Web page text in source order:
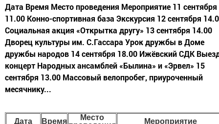
Дата Время Место проведения Мероприятие 11 сентября
11.00 Конно-спортивная база Экскурсия 12 сентября
Социальная акция «Открытка другу» 13 сентября 14.00
Дворец культуры им. С.Гассара Урок дружбы в Доме
дружбы народов 14 сентября 18.00 Ижёвский СДК
концерт Народных ансамблей «Былина» и «Эрвел» 15
сентября 13.00 Массовый велопробег, приуроченный
месячнику...
Дата Время
Место
Мероприятие